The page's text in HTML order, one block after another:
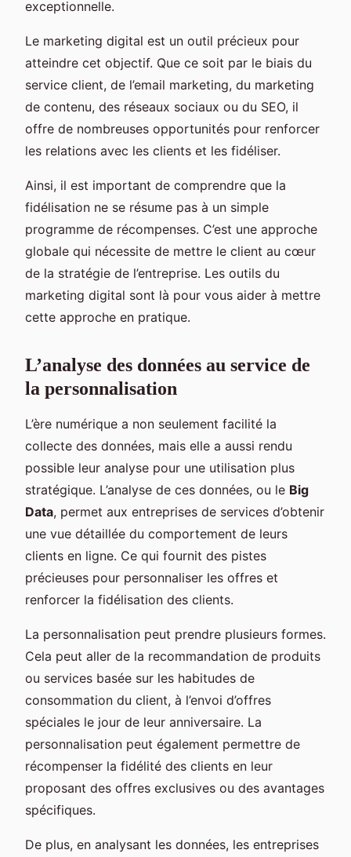
exceptionnelle.
Le marketing digital est un outil précieux pour
atteindre cet objectif. Que ce soit par le biais du
service client, de l’email marketing, du marketing
de contenu, des réseaux sociaux ou du SEO, il
offre de nombreuses opportunités pour renforcer
les relations avec les clients et les fidéliser.
Ainsi, il est important de comprendre que la
fidélisation ne se résume pas à un simple
programme de récompenses. C’est une approche
globale qui nécessite de mettre le client au cœur
de la stratégie de l’entreprise. Les outils du
marketing digital sont là pour vous aider à mettre
cette approche en pratique.
L’analyse des données au service de
la personnalisation
L’ère numérique a non seulement facilité la
collecte des données, mais elle a aussi rendu
possible leur analyse pour une utilisation plus
stratégique. L’analyse de ces données, ou le Big
Data, permet aux entreprises de services d’obtenir
une vue détaillée du comportement de leurs
clients en ligne. Ce qui fournit des pistes
précieuses pour personnaliser les offres et
renforcer la fidélisation des clients.
La personnalisation peut prendre plusieurs formes.
Cela peut aller de la recommandation de produits
ou services basée sur les habitudes de
consommation du client, à l’envoi d’offres
spéciales le jour de leur anniversaire. La
personnalisation peut également permettre de
récompenser la fidélité des clients en leur
proposant des offres exclusives ou des avantages
spécifiques.
De plus, en analysant les données, les entreprises